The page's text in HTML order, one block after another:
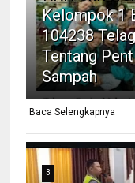
Kelompok 1
104238
Tentang
Sampah
Baca Selengkapnya
3